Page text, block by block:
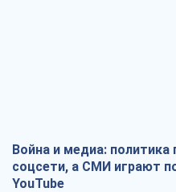
Война и медиа: политика
соцсети, а СМИ играют
YouTube